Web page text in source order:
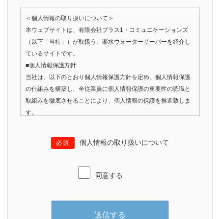
＜個人情報の取り扱いについて＞
本ウェブサイトは、有限会社プラス1・コミュニケーションズ
（以下「当社」）が取扱う、楽水ウォーターサーバーを紹介し
ているサイトです。
■個人情報保護方針
当社は、以下のとおり個人情報保護方針を定め、個人情報保護
の仕組みを構築し、全従業員に個人情報保護の重要性の認識と
取組みを徹底させることにより、個人情報の保護を推進致しま
す。
当サイトでは広告の効果測定のため、第三者の運営するツール
から当サイトに訪れる前にクリックされている広告の情報（ク
合する場合がございます。
必須 個人情報の取り扱いについて
同意する